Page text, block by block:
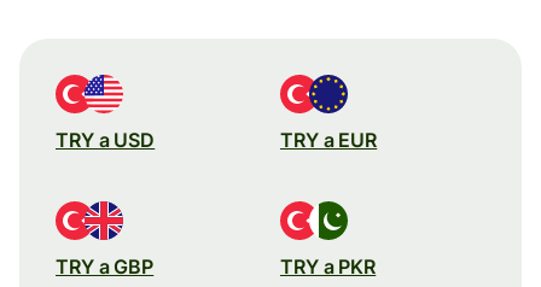
TRY a USD TRY a EUR
TRY a GBP TRY a PKR